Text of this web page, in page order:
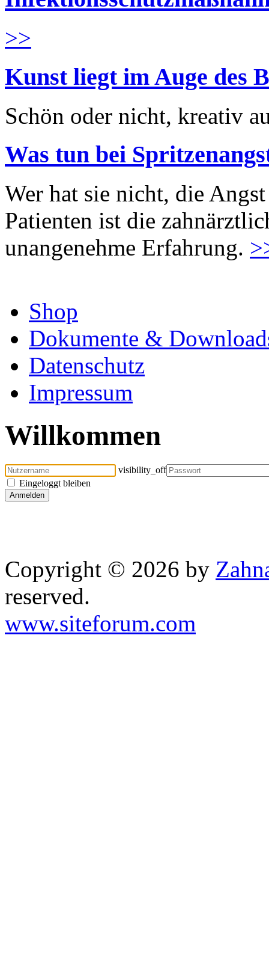
>>
Kunst liegt im Auge des
Schön oder nicht, kreativ
Was tun bei
Wer hat sie nicht, die
Patienten ist die
unangenehme Erfahrung.
Shop
Dokumente &
Datenschutz
Impressum
Willkommen
visibility_off
Eingeloggt bleiben
Copyright © 2026 by
reserved.
www.siteforum.com